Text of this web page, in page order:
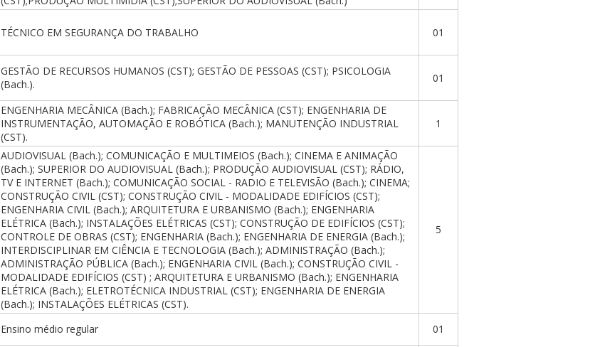
TÉCNICO EM SEGURANÇA DO TRABALHO 01
GESTÃO DE RECURSOS HUMANOS (CST); GESTÃO DE PESSOAS (CST); PSICOLOGIA
(Bach.).
01
ENGENHARIA MECÂNICA (Bach.); FABRICAÇÃO MECÂNICA (CST); ENGENHARIA DE
INSTRUMENTAÇÃO, AUTOMAÇÃO E ROBÓTICA (Bach.); MANUTENÇÃO INDUSTRIAL
(CST).
1
AUDIOVISUAL (Bach.); COMUNICAÇÃO E MULTIMEIOS (Bach.); CINEMA E ANIMAÇÃO
(Bach.); SUPERIOR DO AUDIOVISUAL (Bach.); PRODUÇÃO AUDIOVISUAL (CST); RÁDIO,
TV E INTERNET (Bach.); COMUNICAÇÃO SOCIAL - RADIO E TELEVISÃO (Bach.); CINEMA;
CONSTRUÇÃO CIVIL (CST); CONSTRUÇÃO CIVIL - MODALIDADE EDIFÍCIOS (CST);
ENGENHARIA CIVIL (Bach.); ARQUITETURA E URBANISMO (Bach.); ENGENHARIA
ELÉTRICA (Bach.); INSTALAÇÕES ELÉTRICAS (CST); CONSTRUÇÃO DE EDIFÍCIOS (CST);
CONTROLE DE OBRAS (CST); ENGENHARIA (Bach.); ENGENHARIA DE ENERGIA (Bach.);
INTERDISCIPLINAR EM CIÊNCIA E TECNOLOGIA (Bach.); ADMINISTRAÇÃO (Bach.);
ADMINISTRAÇÃO PÚBLICA (Bach.); ENGENHARIA CIVIL (Bach.); CONSTRUÇÃO CIVIL -
MODALIDADE EDIFÍCIOS (CST) ; ARQUITETURA E URBANISMO (Bach.); ENGENHARIA
ELÉTRICA (Bach.); ELETROTÉCNICA INDUSTRIAL (CST); ENGENHARIA DE ENERGIA
(Bach.); INSTALAÇÕES ELÉTRICAS (CST).
5
Ensino médio regular 01